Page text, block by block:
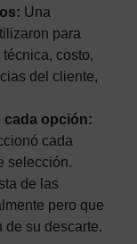
Una
para
costo,
del cliente,
cada opción:
cada
selección.
de las
pero que
de su descarte.